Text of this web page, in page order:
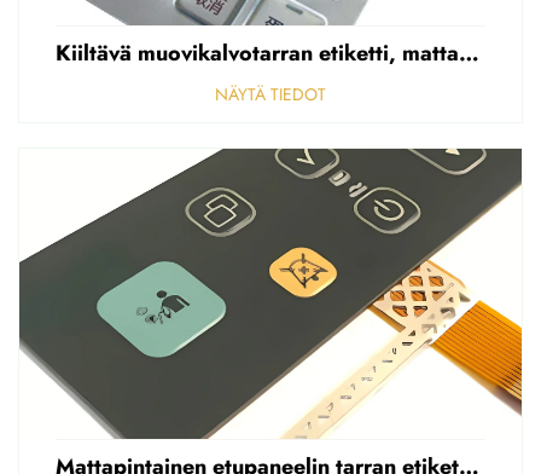
Kiiltävä muovikalvotarran etiketti, mattapintainen etupaneelin tarran etiketti, korostettu polycarbonaattipäällys
NÄYTÄ TIEDOT
Mattapintainen etupaneelin tarran etiketti, reikäinen sumea, 0,25 mm paksuinen polycarbonaatti-/PVC-tarran etiketti